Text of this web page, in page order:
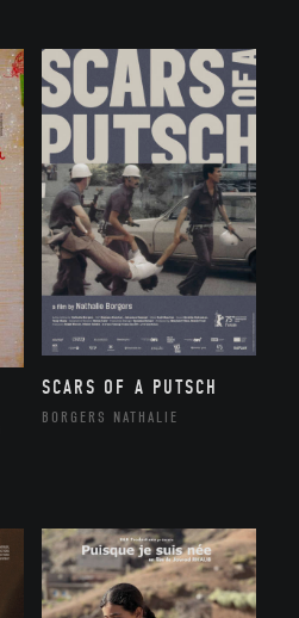
SCARS OF A PUTSCH
BORGERS NATHALIE